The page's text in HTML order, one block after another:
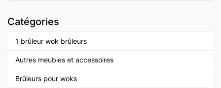
Catégories
1 brûleur wok brûleurs
Autres meubles et accessoires
Brûleurs pour woks